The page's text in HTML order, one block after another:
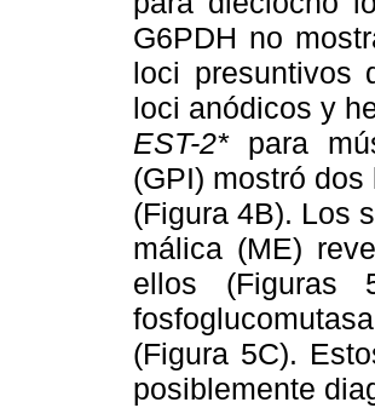
G6PDH no
loci presuntivos
loci anódicos y
EST-2*para
(GPI) mostró dos
(Figura 4B). Los
málica (ME)
ellos (Figuras
(Figura 5C).
posiblemente